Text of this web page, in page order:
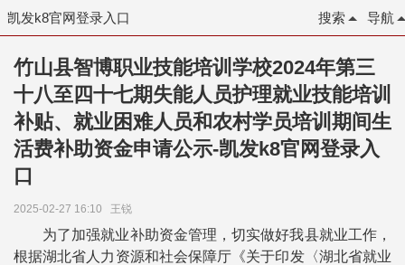
凯发k8官网登录入口 导航
搜索
竹山县智博职业技能培训学校2024年第三
十八至四十七期失能人员护理就业技能培训
补贴、就业困难人员和农村学员培训期间生
活费补助资金申请公示-凯发k8官网登录入
口
2025-02-27 16:10 王锐
为了加强就业补助资金管理，切实做好我县就业工作，
根据湖北省人力资源和社会保障厅《关于印发〈湖北省就业